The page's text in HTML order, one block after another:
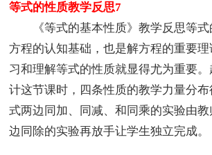
等式的性质教学反思7
《等式的基本性质》教学反思等式
方程的认知基础，也是解方程的重要
习和理解等式的性质就显得尤为重要
计这节课时，四条性质的教学力量分
式两边同加、同减、和同乘的实验由
边同除的实验再放手让学生独立完成。